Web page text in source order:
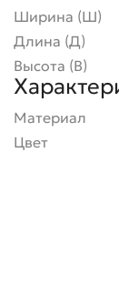
Ширина (Ш)
Длина (Д)
Высота (В)
Материал
Цвет